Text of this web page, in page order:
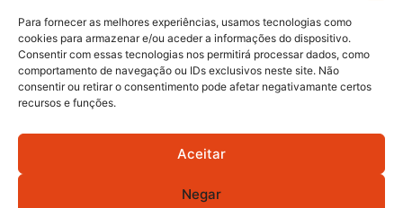
Para fornecer as melhores experiências, usamos tecnologias como
cookies para armazenar e/ou aceder a informações do dispositivo.
Consentir com essas tecnologias nos permitirá processar dados, como
comportamento de navegação ou IDs exclusivos neste site. Não
consentir ou retirar o consentimento pode afetar negativamante certos
recursos e funções.
Aceitar
Negar
Subscreva Newsletter:
QUERO ADERIR